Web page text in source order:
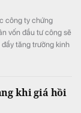
công ty chứng
vốn đầu tư công sẽ
tăng trưởng kinh
khi giá hồi